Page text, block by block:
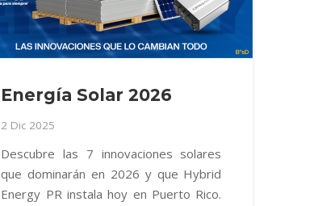
Energía Solar 2026
2 Dic 2025
Descubre las 7 innovaciones solares
que dominarán en 2026 y que Hybrid
Energy PR instala hoy en Puerto Rico.